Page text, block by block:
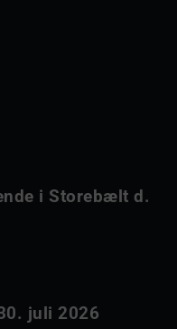
i Storebælt d.
juli 2026